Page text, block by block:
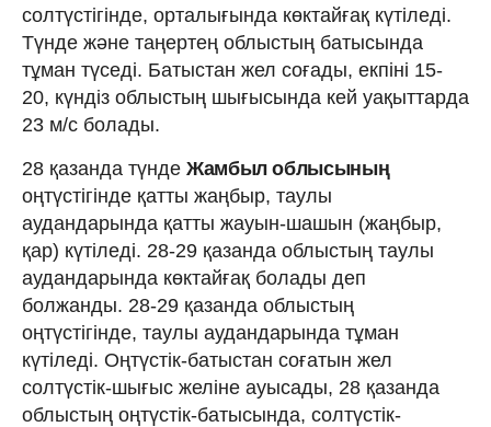
солтүстігінде, орталығында көктайғақ күтіледі.
Түнде және таңертең облыстың батысында
тұман түседі. Батыстан жел соғады, екпіні 15-
20, күндіз облыстың шығысында кей уақыттарда
23 м/с болады.
28 қазанда түнде Жамбыл облысының
оңтүстігінде қатты жаңбыр, таулы
аудандарында қатты жауын-шашын (жаңбыр,
қар) күтіледі. 28-29 қазанда облыстың таулы
аудандарында көктайғақ болады деп
болжанды. 28-29 қазанда облыстың
оңтүстігінде, таулы аудандарында тұман
күтіледі. Оңтүстік-батыстан соғатын жел
солтүстік-шығыс желіне ауысады, 28 қазанда
облыстың оңтүстік-батысында, солтүстік-